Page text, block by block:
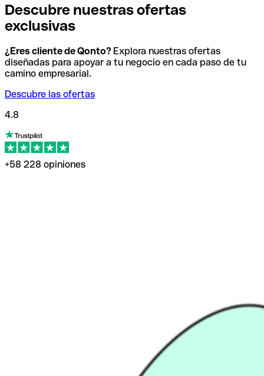
Descubre nuestras ofertas
exclusivas
¿Eres cliente de Qonto? Explora nuestras ofertas
diseñadas para apoyar a tu negocio en cada paso de tu
camino empresarial.
Descubre las ofertas
4.8
+58 228 opiniones